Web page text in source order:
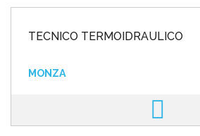
TECNICO TERMOIDRAULICO
MONZA